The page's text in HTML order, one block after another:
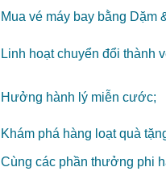
Mua vé máy bay bằng Dặm
Linh hoạt chuyển đổi thành
Hưởng hành lý miễn cước;
Khám phá hàng loạt quà
Cùng các phần thưởng phi